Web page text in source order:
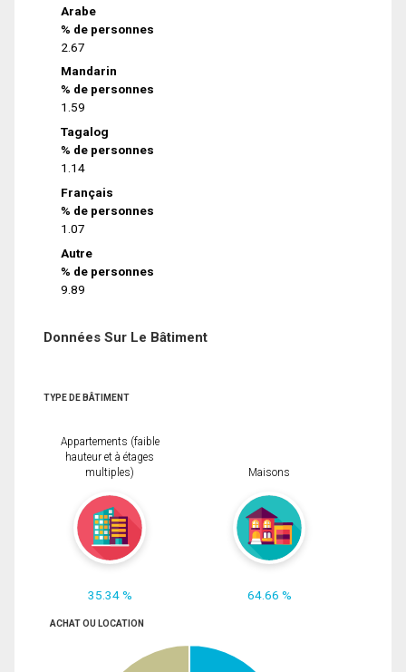
Arabe
% de personnes
2.67
Mandarin
% de personnes
1.59
Tagalog
% de personnes
1.14
Français
% de personnes
1.07
Autre
% de personnes
9.89
Données Sur Le Bâtiment
TYPE DE BÂTIMENT
Appartements (faible
hauteur et à étages
multiples)
35.34 %
Maisons
64.66 %
ACHAT OU LOCATION